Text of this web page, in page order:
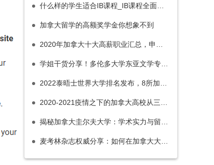
加拿大留学的高额奖学金你想象不到